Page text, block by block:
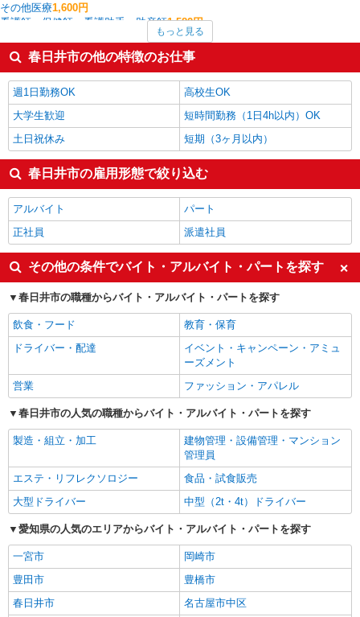
その他医療1,600円
看護師・保健師・看護助手・助産師1,582円
大型ドライバー1,540円
フォークリフト1,512円
家電・携帯販売1,506円
春日井市の他の職種の平均時給を見る
もっと見る
春日井市の他の特徴のお仕事
週1日勤務OK
高校生OK
大学生歓迎
短時間勤務（1日4h以内）OK
土日祝休み
短期（3ヶ月以内）
春日井市の雇用形態で絞り込む
アルバイト
パート
正社員
派遣社員
その他の条件でバイト・アルバイト・パートを探す
春日井市の職種からバイト・アルバイト・パートを探す
飲食・フード
教育・保育
ドライバー・配達
イベント・キャンペーン・アミュ
ーズメント
営業
ファッション・アパレル
春日井市の人気の職種からバイト・アルバイト・パートを探す
製造・組立・加工
建物管理・設備管理・マンション
管理員
エステ・リフレクソロジー
食品・試食販売
大型ドライバー
中型（2t・4t）ドライバー
愛知県の人気のエリアからバイト・アルバイト・パートを探す
一宮市
岡崎市
豊田市
豊橋市
春日井市
名古屋市中区